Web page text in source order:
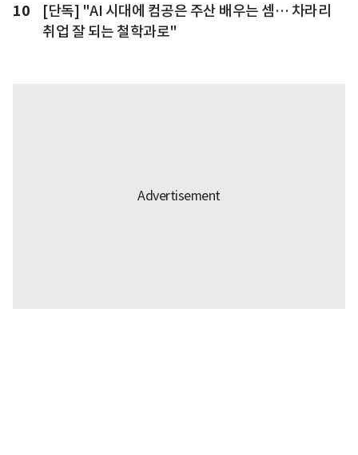
10
[단독] "AI 시대에 컴공은 주산 배우는 셈… 차라리
취업 잘 되는 철학과로"